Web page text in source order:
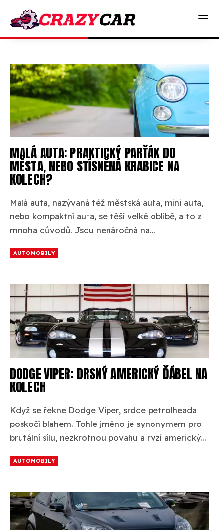
MALÁ AUTA: PRAKTICKÝ PARŤÁK DO
MĚSTA, NEBO STÍSNĚNÁ KRABICE NA
KOLECH?
Malá auta, nazývaná též městská auta, mini auta,
nebo kompaktní auta, se těší velké oblibě, a to z
mnoha důvodů. Jsou nenáročná na...
AUTOMOBILY
DODGE VIPER: DRSNÝ AMERICKÝ ĎÁBEL NA
KOLECH
Když se řekne Dodge Viper, srdce petrolheada
poskočí blahem. Tohle jméno je synonymem pro
brutální sílu, nezkrotnou povahu a ryzí americký...
AUTOMOBILY